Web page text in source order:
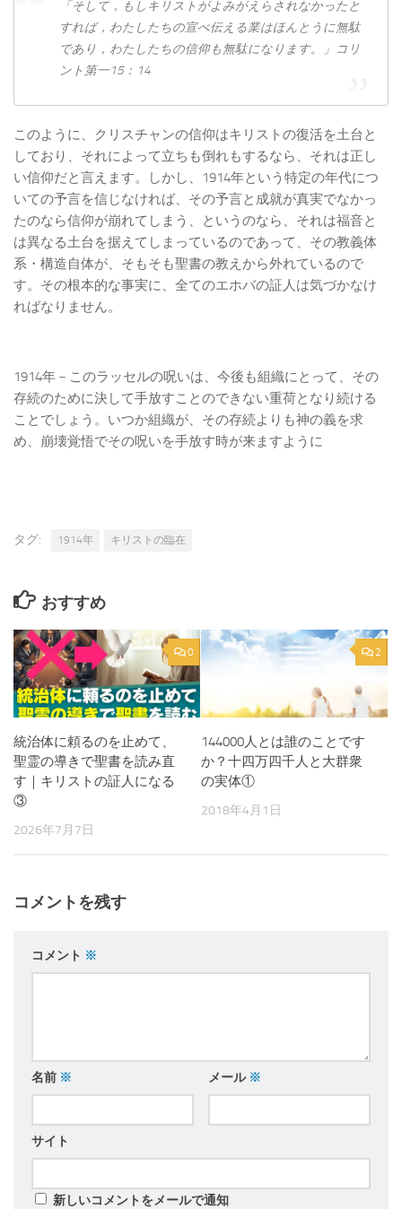
「そして，もし​キリスト​が​よみがえらさ​れ​なかっ​た​と​
すれ​ば，わたしたち​の​宣べ伝える​業​は​ほんとう​に​無駄​
で​あり，わたしたち​の​信仰​も​無駄​に​なり​ます。」コリ
ント第一15：14
このように、クリスチャンの信仰はキリストの復活を土台と
しており、それによって立ちも倒れもするなら、それは正し
い信仰だと言えます。しかし、1914年という特定の年代につ
いての予言を信じなければ、その予言と成就が真実でなかっ
たのなら信仰が崩れてしまう、というのなら、それは福音と
は異なる土台を据えてしまっているのであって、その教義体
系・構造自体が、そもそも聖書の教えから外れているので
す。その根本的な事実に、全てのエホバの証人は気づかなけ
ればなりません。
1914年－このラッセルの呪いは、今後も組織にとって、その
存続のために決して手放すことのできない重荷となり続ける
ことでしょう。いつか組織が、その存続よりも神の義を求
め、崩壊覚悟でその呪いを手放す時が来ますように
タグ: 1914年 キリストの臨在
おすすめ
0
統治体に頼るのを止めて、
聖霊の導きで聖書を読み直
す｜キリストの証人になる
③
2026年7月7日
2
144000人とは誰のことです
か？十四万四千人と大群衆
の実体①
2018年4月1日
コメントを残す
コメント ※
名前 ※ メール ※
サイト
新しいコメントをメールで通知